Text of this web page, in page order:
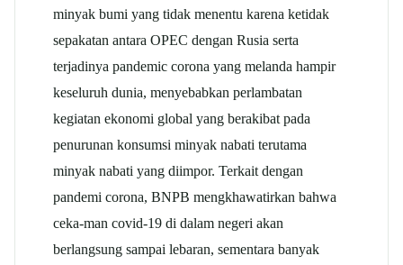
minyak bumi yang tidak menentu karena ketidak
sepakatan antara OPEC dengan Rusia serta
terjadinya pandemic corona yang melanda hampir
keseluruh dunia, menyebabkan perlambatan
kegiatan ekonomi global yang berakibat pada
penurunan konsumsi minyak nabati terutama
minyak nabati yang diimpor. Terkait dengan
pandemi corona, BNPB mengkhawatirkan bahwa
ceka-man covid-19 di dalam negeri akan
berlangsung sampai lebaran, sementara banyak